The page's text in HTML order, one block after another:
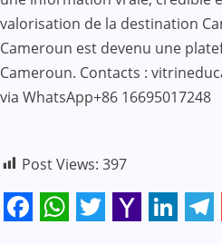
valorisation de la destination
Cameroun est devenu une
Cameroun. Contacts :
via WhatsApp+86 16695017248
Post Views: 397